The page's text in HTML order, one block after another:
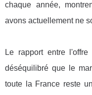
chaque année,
avons actuellement ne
Le rapport entre
déséquilibré que le
toute la France reste